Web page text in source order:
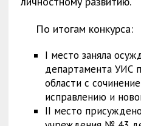
По итогам конкурса:
I место заняла
департамента УИС
области с
исправлению и
II место